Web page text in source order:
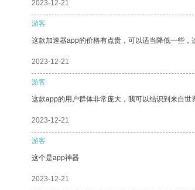
2023-12-21
游客
这款加速器app的价格有点贵，可以适当降低一些，
2023-12-21
游客
这款app的用户群体非常庞大，我可以结识到来自世
2023-12-21
游客
这个是app神器
2023-12-21